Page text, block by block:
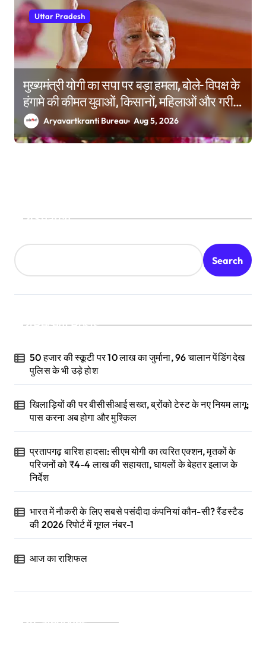
Uttar Pradesh
मुख्यमंत्री योगी का सपा पर बड़ा हमला, बोले- विपक्ष के
हंगामे की कीमत युवाओं, किसानों, महिलाओं और गरीबों
ने चुकाईAryavartkranti Bureau Aug 5, 2026
Search
Search
Recent Posts
50 हजार की स्कूटी पर 10 लाख का जुर्माना, 96 चालान पेंडिंग देख
पुलिस के भी उड़े होश
खिलाड़ियों की पर बीसीसीआई सख्त, ब्रोंको टेस्ट के नए नियम लागू;
पास करना अब होगा और मुश्किल
प्रतापगढ़ बारिश हादसा: सीएम योगी का त्वरित एक्शन, मृतकों के
परिजनों को ₹4-4 लाख की सहायता, घायलों के बेहतर इलाज के
निर्देश
भारत में नौकरी के लिए सबसे पसंदीदा कंपनियां कौन-सी? रैंडस्टैड
की 2026 रिपोर्ट में गूगल नंबर-1
आज का राशिफल
Categories